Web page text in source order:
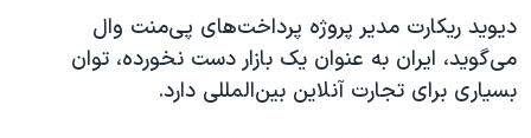
دیوید ریکارت مدیر پروژه پرداخت‌های پی‌منت وال
می‌گوید، ایران به عنوان یک بازار دست نخورده، توان
بسیاری برای تجارت آنلاین بین‌المللی دارد.